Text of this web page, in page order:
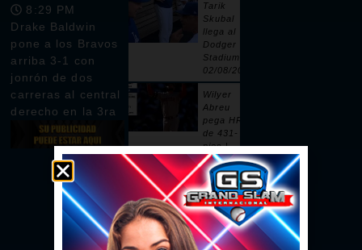
8:29 PM
Drake Baldwin
pone a los Bravos
arriba 3-1 con
jonrón de dos
carreras al central
derecho en la 3ra
Tarik
Skubal
llega al
Dodger
Stadium |
02/08/2026
Wilyer
Abreu
pega HR
de 431-
pies |
02/08/2026
Pages
remolca
dos con
sencillo |
02/08/2026